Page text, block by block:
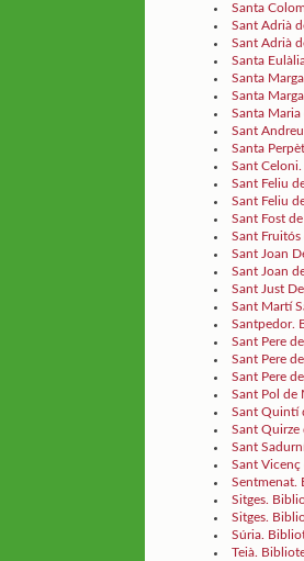
Santa
Sant Adrià
Sant Adrià
Santa
Santa
Santa
Santa
Sant
Santa
Sant
Sant Feliu
Sant Feliu
Sant Fost
Sant Fruitós
Sant Joan
Sant Joan
Sant Just
Sant Martí
Santpedor.
Sant Pere
Sant Pere
Sant Pere
Sant Pol de
Sant Quintí
Sant Quirze
Sant
Sant Vicenç
Sentmenat.
Sitges.
Sitges.
Súria.
Teià.